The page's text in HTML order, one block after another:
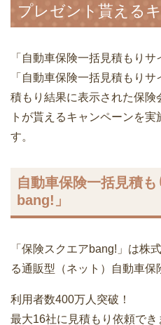
プレゼント貰える
「自動車保険一括見積もりサ
「自動車保険一括見積もり
積もり結果に表示された保
トが貰えるキャンペーンを
す。
自動車保険一括見積
bang!」
「保険スクエアbang!」は株
る通販型（ネット）自動車保
利用者数400万人突破！
最大16社に見積もり依頼でき